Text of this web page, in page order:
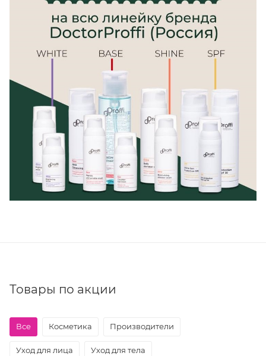
Товары по акции
Все Косметика Производители
Уход для лица Уход для тела